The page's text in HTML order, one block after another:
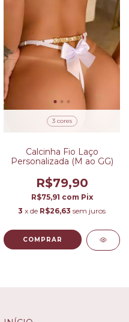
3 cores
Calcinha Fio Laço
Personalizada (M ao GG)
R$79,90
R$75,91 com Pix
3 x de R$26,63 sem juros
COMPRAR